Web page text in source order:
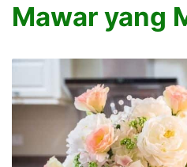
Mawar yang